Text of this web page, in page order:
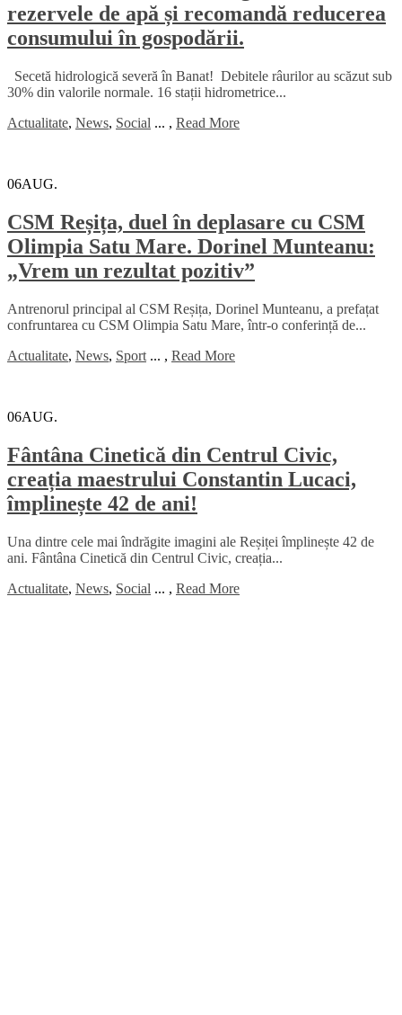
rezervele de apă și recomandă reducerea
consumului în gospodării.
Secetă hidrologică severă în Banat! Debitele râurilor au scăzut sub
30% din valorile normale. 16 stații hidrometrice...
Actualitate, News, Social ... , Read More
06AUG.
CSM Reșița, duel în deplasare cu CSM
Olimpia Satu Mare. Dorinel Munteanu:
„Vrem un rezultat pozitiv”
Antrenorul principal al CSM Reșița, Dorinel Munteanu, a prefațat
confruntarea cu CSM Olimpia Satu Mare, într-o conferință de...
Actualitate, News, Sport ... , Read More
06AUG.
Fântâna Cinetică din Centrul Civic,
creația maestrului Constantin Lucaci,
împlinește 42 de ani!
Una dintre cele mai îndrăgite imagini ale Reșiței împlinește 42 de
ani. Fântâna Cinetică din Centrul Civic, creația...
Actualitate, News, Social ... , Read More